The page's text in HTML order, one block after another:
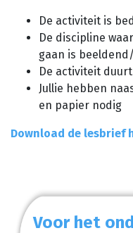
De activiteit is
De discipline
gaan is
De activiteit
Jullie hebben
en papier nodig
Download de lesbrief
Voor het